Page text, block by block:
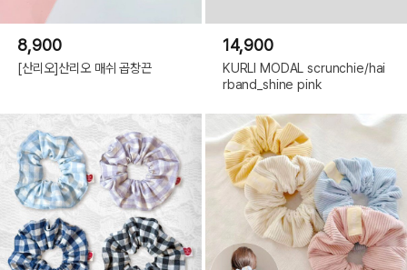
8,900
[산리오]산리오 매쉬 곱창끈
14,900
KURLI MODAL scrunchie/hai
rband_shine pink